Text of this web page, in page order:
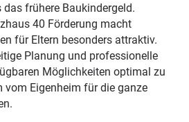
frühere Baukindergeld.
40 Förderung macht
für Eltern besonders attraktiv.
Planung und professionelle
Möglichkeiten optimal zu
vom Eigenheim für die ganze